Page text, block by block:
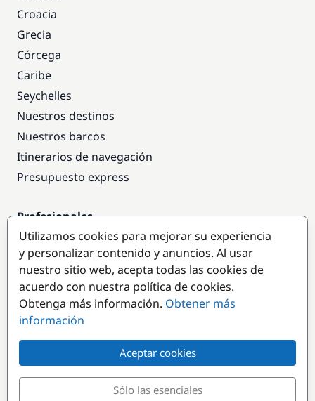
Croacia
Grecia
Córcega
Caribe
Seychelles
Nuestros destinos
Nuestros barcos
Itinerarios de navegación
Presupuesto express
Profesionales
Acceso empresas
Colaborar como empresa
Destinos populares
Utilizamos cookies para mejorar su experiencia
y personalizar contenido y anuncios. Al usar
nuestro sitio web, acepta todas las cookies de
acuerdo con nuestra política de cookies.
Obtenga más información. Obtener más
información
Aceptar cookies
Sólo las esenciales